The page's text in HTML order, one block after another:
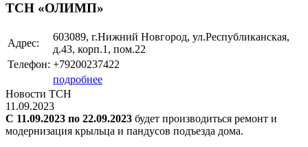
ТСН «ОЛИМП»
Адрес:
603089, г.Нижний Новгород, ул.Республиканская,
д.43, корп.1, пом.22
Телефон: +79200237422
подробнее
Новости ТСН
11.09.2023
С 11.09.2023 по 22.09.2023 будет производиться ремонт и
модернизация крыльца и пандусов подъезда дома.